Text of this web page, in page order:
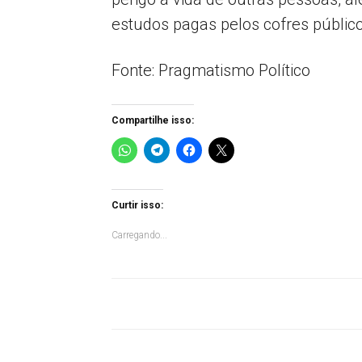
estudos pagas pelos cofres
Fonte: Pragmatismo Político
Compartilhe isso:
Curtir isso:
Carregando...